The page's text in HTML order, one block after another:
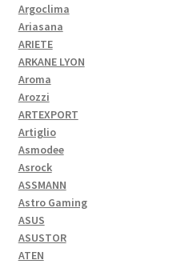
Argoclima
Ariasana
ARIETE
ARKANE LYON
Aroma
Arozzi
ARTEXPORT
Artiglio
Asmodee
Asrock
ASSMANN
Astro Gaming
ASUS
ASUSTOR
ATEN